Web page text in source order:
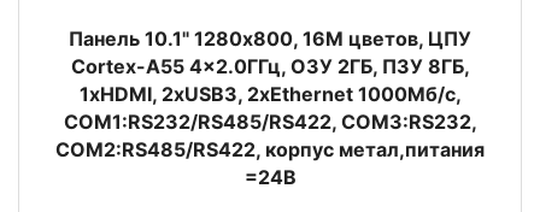
Панель 10.1" 1280x800, 16M цветов, ЦПУ
Cortex-A55 4x2.0ГГц, ОЗУ 2ГБ, ПЗУ 8ГБ,
1xHDMI, 2хUSB3, 2xEthernet 1000Мб/с,
COM1:RS232/RS485/RS422, COM3:RS232,
COM2:RS485/RS422, корпус метал,питания
=24В